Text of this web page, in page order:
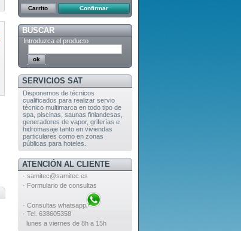
Carrito Confirmar
BUSCAR
Introduzca el producto
SERVICIOS SAT
Disponemos de técnicos
cualificados para realizar servio
técnico multimarca en todo tipo de
spa, piscinas, saunas finlandesas,
generadores de vapor, griferías e
hidromasaje tanto en viviendas
particulares como en zonas
públicas para hoteles.
ATENCIÓN AL CLIENTE
· samitec@samitec.es
· Formulario de consultas
· Consultas whatsapp
· Tel. 638605358
lunes a viernes de 8h a 15h